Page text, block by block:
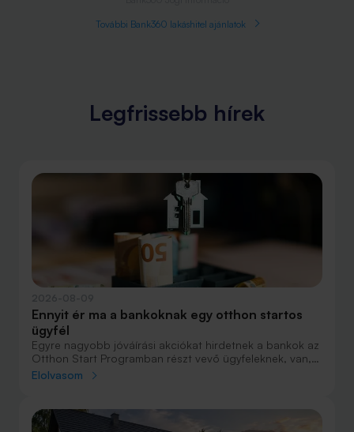
További Bank360 lakáshitel ajánlatok
Legfrissebb hírek
Ennyit ér ma a bankoknak egy otthon startos
ügyfél
Egyre nagyobb jóváírási akciókat hirdetnek a bankok az
Otthon Start Programban részt vevő ügyfeleknek, van,
ahol összesen akár félmillió forint jóváírást is össze lehet
nagyobb jóváírásért?
Elolvasom